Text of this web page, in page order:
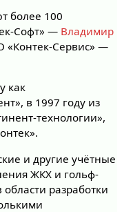
более 100
Софт» — Владимир
«Контек-Сервис» —
как
в 1997 году из
технологии»,
и другие учётные
ЖКХ и гольф-
разработки